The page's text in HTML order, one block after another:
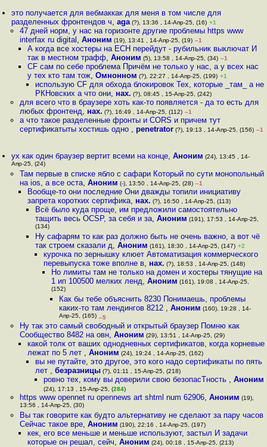
это получается для вебмаккак для меня в том числе для
разделенных фронтендов ч,aga (?), 13:36 , 14-Апр-25, (16) +1
47 дней норм, у нас на горизонте другие проблемы https www
interfax ru digital , Аноним (19), 13:41 , 14-Апр-25, (19) –1
А когда все хостеры на ECH перейдут - рубильник выключат И
так в местном трафф, Аноним (5), 13:58 , 14-Апр-25, (34) –1
CF сам по себе проблема Причём не только у нас, а у всех нас
у тех кто там тож, Омнонном (?), 22:27 , 14-Апр-25, (199) +1
использую CF для обхода блокировок Тех, которые _там_ а не
РКНовских а что они, нах. (?), 08:45 , 15-Апр-25, (242)
для всего что в браузере хоть как-то появляется - да то есть для
любых фронтенд, нах. (?), 16:49 , 14-Апр-25, (112) –1
а что такое разделенные фронты и CORS и причем тут
сертификатыты хостишь одно , penetrator(?), 19:13 , 14-Апр-25, (156) –1
ух как один браузер вертит всеми на конце,Аноним (24), 13:45 , 14-
Апр-25, (24)
Там первые в списке ябло с сафари Который по сути монопольный
на ios, а все оста, Аноним (-), 13:50 , 14-Апр-25, (28) –1
Вообще-то они последние Они дважды топили инициативу
запрета коротких сертифика, нах. (?), 16:50 , 14-Апр-25, (113)
Всё было куда проще, им предложили самостоятельно
тащить весь OCSP, за себя и за,Аноним (191), 17:53 , 14-Апр-25,
(134)
Ну сафарям то как раз должно быть не очень важно, а вот чё
так строем сказали д,Аноним (161), 18:30 , 14-Апр-25, (147) +2
курочка по зернышку клюет Автоматизация коммерческого
перевыпуска тоже вполне в, нах. (?), 18:53 , 14-Апр-25, (148)
Но лимиты там не только на домен и хостеры тянущие на
1 ип 100500 мелких ленд, Аноним (161), 19:08 , 14-Апр-25,
(152)
Как бы тебе объяснить 8230 Понимаешь, проблемы
каких-то там лендингов 8212 ,Аноним (160), 19:28 , 14-
Апр-25, (165) –5
Ну так это самый свободный и открытый браузер Помню как
Сообщество 8482 на овн, Аноним (29), 13:51 , 14-Апр-25, (29)
какой толк от ваших однодневных сертификатов, когда корневые
лежат по 5 лет , Аноним (24), 19:24 , 14-Апр-25, (162)
вы не путайте, это другое, это кого надо сертификаты по пять
лет ,безразницы (?), 01:11 , 15-Апр-25, (218)
ровно тех, кому вы доверили свою безопасТность , Аноним
(24), 17:13 , 15-Апр-25, (284)
https www opennet ru opennews art shtml num 62906, Аноним (19),
13:56 , 14-Апр-25, (30)
Вы так говорите как будто альтернативу не сделают за пару часов
Сейчас такое вре, Аноним (190), 22:16 , 14-Апр-25, (197)
кек, его все меньше и меньше используют, застыл И задачи
которые он решал, сейч, Аноним (24), 00:18 , 15-Апр-25, (213)